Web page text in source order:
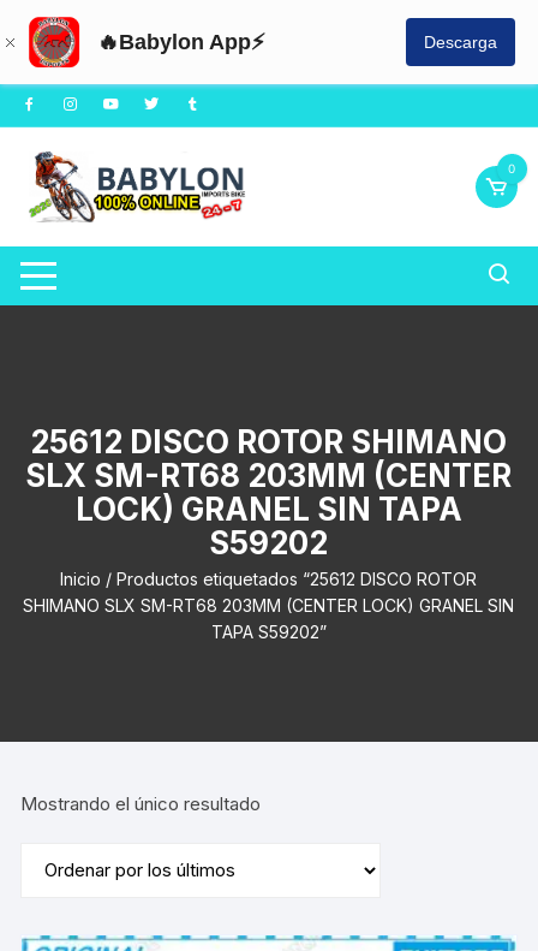
🔥Babylon App⚡ Descarga
Saltar
al
contenido
0
25612 DISCO ROTOR SHIMANO
SLX SM-RT68 203MM (CENTER
LOCK) GRANEL SIN TAPA
S59202
Inicio / Productos etiquetados “25612 DISCO ROTOR
SHIMANO SLX SM-RT68 203MM (CENTER LOCK) GRANEL SIN
TAPA S59202”
Mostrando el único resultado